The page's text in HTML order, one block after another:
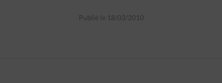
Publié le 18/03/2010